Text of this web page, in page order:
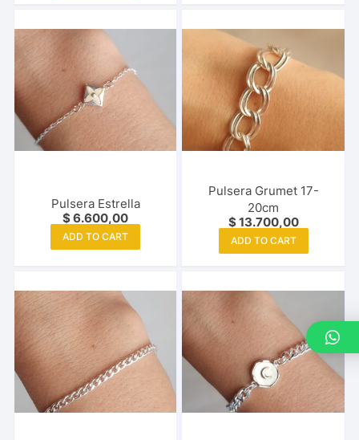
Pulsera Estrella
$6.600,00
ADD TO CART
Pulsera Grumet 17-
20cm
$13.700,00
ADD TO CART